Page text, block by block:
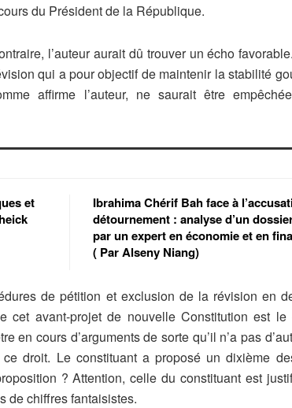
du Président de la République.
l’auteur aurait dû trouver un écho
qui a pour objectif de maintenir la stabilité
affirme l’auteur, ne saurait être
et
Ibrahima Chérif Bah face à
détournement : analyse d’un
par un expert en économie et en
( Par Alseny Niang)
de pétition et exclusion de la révision en
cet avant-projet de nouvelle Constitution est
en cours d’arguments de sorte qu’il n’a pas
droit. Le constituant a proposé un dixième
? Attention, celle du constituant est
de chiffres fantaisistes.